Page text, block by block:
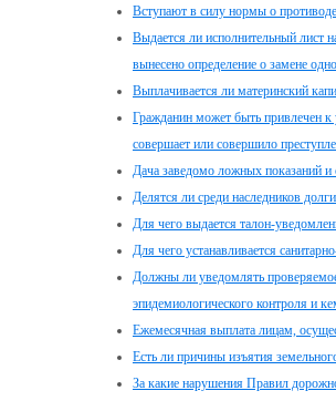
Вступают в силу нормы о
Выдается ли исполнительный лист
вынесено определение о замене
Выплачивается ли материнский
Гражданин может быть привлечен к
совершает или совершило
Дача заведомо ложных показаний и
Делятся ли среди наследников
Для чего выдается талон-
Для чего устанавливается
Должны ли уведомлять
эпидемиологического контроля и
Ежемесячная выплата лицам,
Есть ли причины изъятия
За какие нарушения Правил